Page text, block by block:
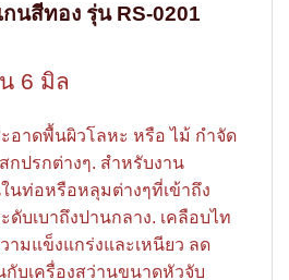
นสีทอง รุ่น RS-0201
6 มิล
อาดพื้นผิวโลหะ หรือ ไม้ กำจัด
กปรกต่างๆ. สำหรับงาน
นท่อหรือหลุมต่างๆที่เข้าถึง
ดับเบาถึงปานกลาง. เคลือบไท
ามแข็งแกร่งและเหนียว ลด
กับเครื่องสว่านขนาดหัวจับ